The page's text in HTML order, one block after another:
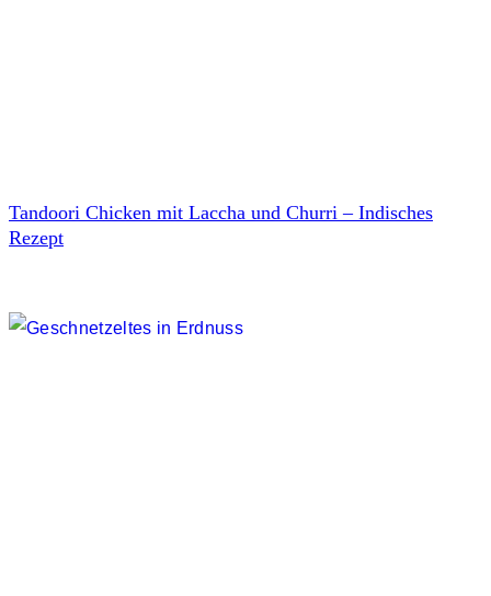
Tandoori Chicken mit Laccha und Churri – Indisches
Rezept